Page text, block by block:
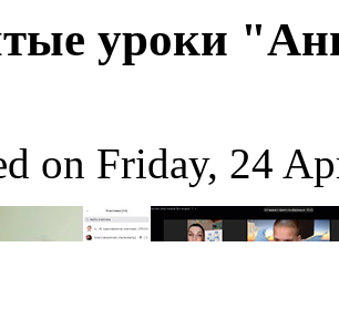
уроки
on Friday, 24